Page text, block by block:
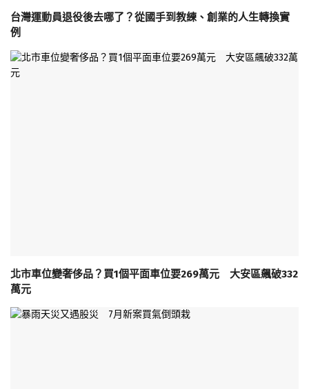
台灣運動員退役後去哪了？從國手到教練、創業的人生轉換實
例
北市車位變奢侈品？買1個平面車位要269萬元 大安區飆破332
萬元